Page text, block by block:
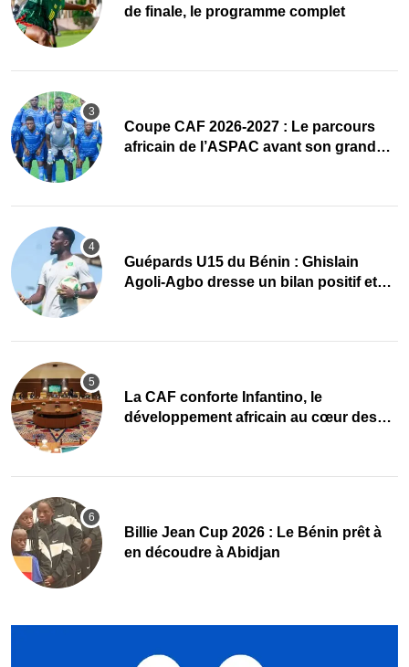
de finale, le programme complet
Coupe CAF 2026-2027 : Le parcours
africain de l’ASPAC avant son grand
Guépards U15 du Bénin : Ghislain
Agoli-Agbo dresse un bilan positif et
La CAF conforte Infantino, le
développement africain au cœur des
Billie Jean Cup 2026 : Le Bénin prêt à
en découdre à Abidjan